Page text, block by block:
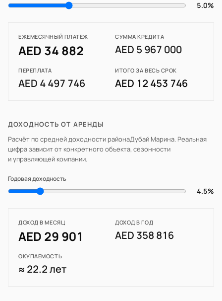
5.0%
ЕЖЕМЕСЯЧНЫЙ ПЛАТЁЖ
AED 34 882
СУММА КРЕДИТА
AED 5 967 000
ПЕРЕПЛАТА
AED 4 497 746
ИТОГО ЗА ВЕСЬ СРОК
AED 12 453 746
ДОХОДНОСТЬ ОТ АРЕНДЫ
Расчёт по средней доходности районаДубай Марина. Реальная
цифра зависит от конкретного объекта, сезонности
и управляющей компании.
Годовая доходность
4.5%
ДОХОД В МЕСЯЦ
AED 29 901
ДОХОД В ГОД
AED 358 816
ОКУПАЕМОСТЬ
≈ 22.2 лет